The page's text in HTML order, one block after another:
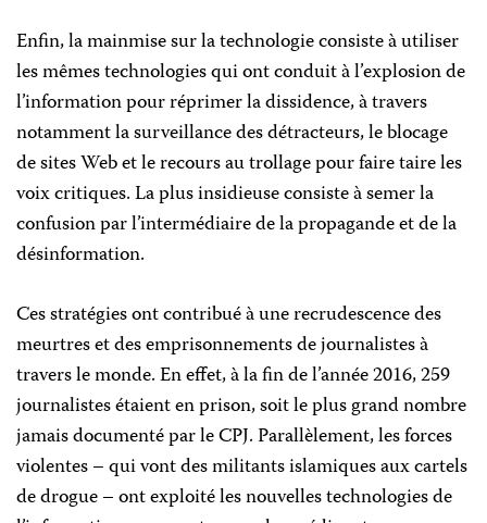
Enfin, la mainmise sur la technologie consiste à utiliser
les mêmes technologies qui ont conduit à l’explosion de
l’information pour réprimer la dissidence, à travers
notamment la surveillance des détracteurs, le blocage
de sites Web et le recours au trollage pour faire taire les
voix critiques. La plus insidieuse consiste à semer la
confusion par l’intermédiaire de la propagande et de la
désinformation.
Ces stratégies ont contribué à une recrudescence des
meurtres et des emprisonnements de journalistes à
travers le monde. En effet, à la fin de l’année 2016, 259
journalistes étaient en prison, soit le plus grand nombre
jamais documenté par le CPJ. Parallèlement, les forces
violentes – qui vont des militants islamiques aux cartels
de drogue – ont exploité les nouvelles technologies de